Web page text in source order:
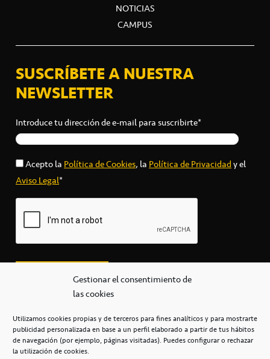
Gestionar el consentimiento de
las cookies
Utilizamos cookies propias y de terceros para fines analíticos y para mostrarte
publicidad personalizada en base a un perfil elaborado a partir de tus hábitos
de navegación (por ejemplo, páginas visitadas). Puedes configurar o rechazar
la utilización de cookies.
NOTICIAS
CAMPUS
SUSCRÍBETE A NUESTRA
NEWSLETTER
Introduce tu dirección de e-mail para suscribirte*
Acepto laPolítica de Cookies, laPolítica de Privacidady el
Aviso Legal*
secretaria@cbcanarias.es
+34 922 253 684